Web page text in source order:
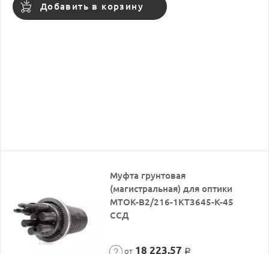
Добавить в корзину
Муфта грунтовая
(магистральная) для оптики
МТОК-В2/216-1КТ3645-К-45
ССД
от 18 223,57 Р